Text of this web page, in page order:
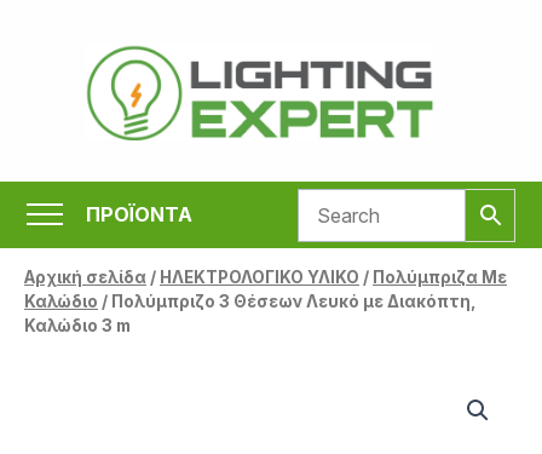
περιεχόμενο
ΠΡΟΪΟΝΤΑ
Αρχική σελίδα/ ΗΛΕΚΤΡΟΛΟΓΙΚΟ ΥΛΙΚΟ / Πολύμπριζα Με
Καλώδιο / Πολύμπριζο 3 Θέσεων Λευκό με Διακόπτη,
Καλώδιο 3 m